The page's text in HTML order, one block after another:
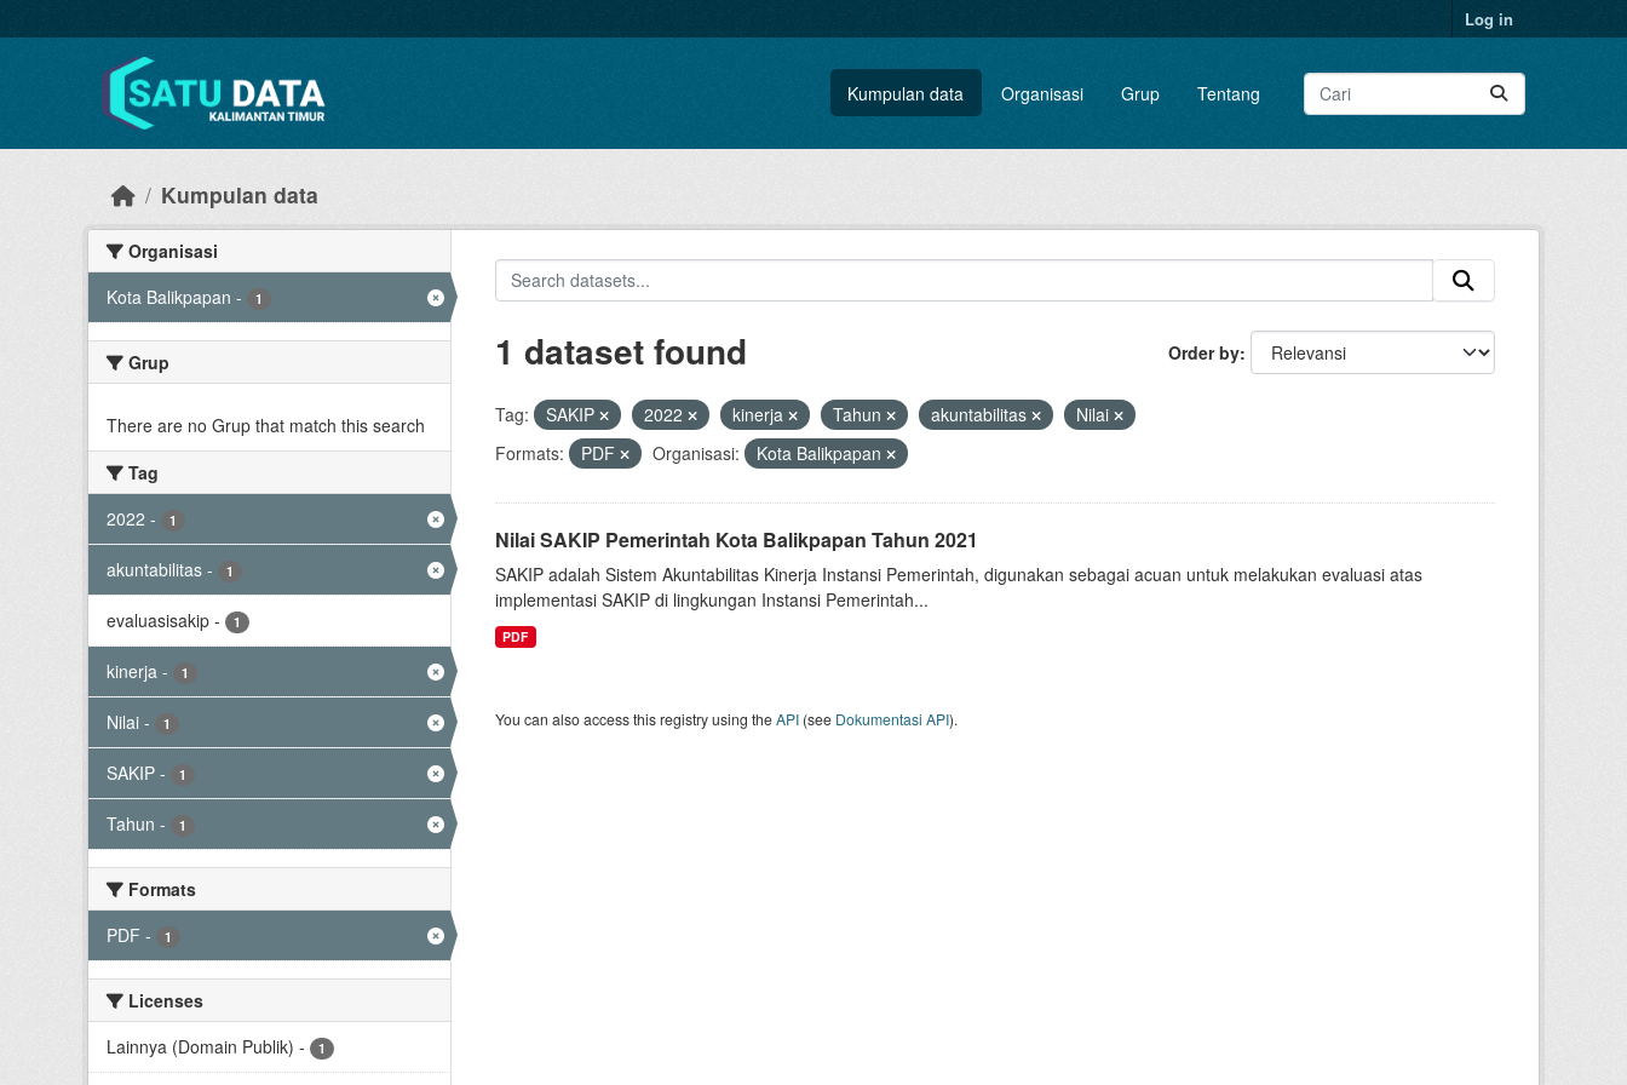
Log in
Kumpulan data Organisasi Grup Tentang
Kumpulan data
Organisasi
Kota Balikpapan - 1
Grup
There are no Grup that match this search
Tag
2022 - 1
akuntabilitas - 1
evaluasisakip - 1
kinerja - 1
Nilai - 1
SAKIP - 1
Tahun - 1
Formats
PDF - 1
Licenses
Lainnya (Domain Publik) - 1
Order by
1 dataset found
Tag: SAKIP 2022 kinerja Tahun akuntabilitas
Nilai
Formats:
PDF Organisasi: Kota Balikpapan
Nilai SAKIP Pemerintah Kota Balikpapan Tahun 2021
SAKIP adalah Sistem Akuntabilitas Kinerja Instansi Pemerintah, digunakan sebagai acuan untuk melakukan evaluasi atas
implementasi SAKIP di lingkungan Instansi Pemerintah...
PDF
You can also access this registry using theAPI(see Dokumentasi API).